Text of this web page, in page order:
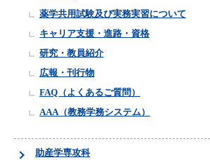
薬学共用試験及び実務実習について
キャリア支援・進路・資格
研究・教員紹介
広報・刊行物
FAQ（よくあるご質問）
AAA（教務学務システム）
助産学専攻科